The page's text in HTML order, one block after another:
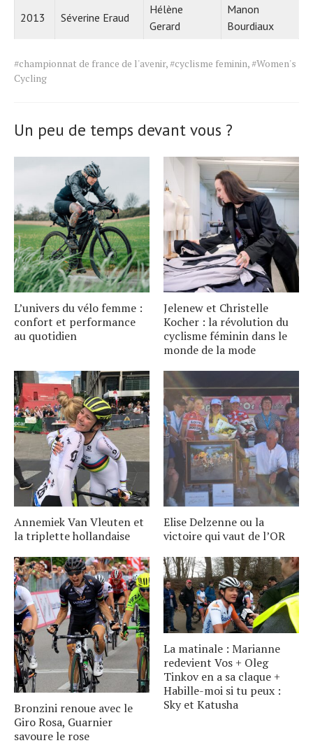
2013 Séverine Eraud
Hélène
Gerard
Manon
Bourdiaux
Tags
for
#championnat de france de l'avenir,#cyclisme feminin,#Women's
Cycling
Un peu de temps devant vous ?
L’univers du vélo femme :
confort et performance
au quotidien
Jelenew et Christelle
Kocher : la révolution du
cyclisme féminin dans le
monde de la mode
Annemiek Van Vleuten et
la triplette hollandaise
Elise Delzenne ou la
victoire qui vaut de l’OR
Bronzini renoue avec le
Giro Rosa, Guarnier
savoure le rose
La matinale : Marianne
redevient Vos + Oleg
Tinkov en a sa claque +
Habille-moi si tu peux :
Sky et Katusha